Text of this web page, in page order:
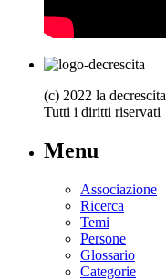
(c) 2022 la decrescita
Tutti i diritti riservati
Menu
Associazione
Ricerca
Temi
Persone
Glossario
Categorie